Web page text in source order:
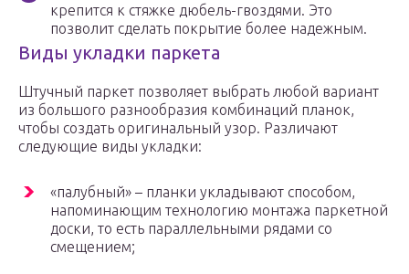
крепится к стяжке дюбель-гвоздями. Это
позволит сделать покрытие более надежным.
Виды укладки паркета
Штучный паркет позволяет выбрать любой вариант
из большого разнообразия комбинаций планок,
чтобы создать оригинальный узор. Различают
следующие виды укладки:
«палубный» – планки укладывают способом,
напоминающим технологию монтажа паркетной
доски, то есть параллельными рядами со
смещением;